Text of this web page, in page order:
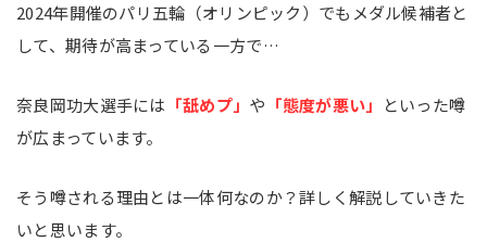
2024年開催のパリ五輪（オリンピック）でもメダル候補者と
して、期待が高まっている一方で…
奈良岡功大選手には 「舐めプ」 や 「態度が悪い」
といった噂
が広まっています。
そう噂される理由とは一体何なのか？詳しく解説していきた
いと思います。